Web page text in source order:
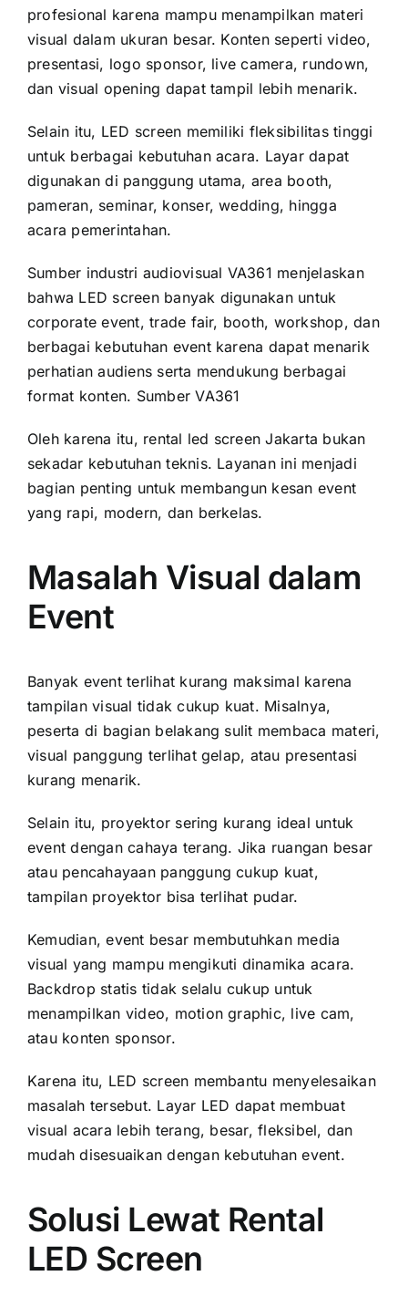
profesional karena mampu menampilkan materi
visual dalam ukuran besar. Konten seperti video,
presentasi, logo sponsor, live camera, rundown,
dan visual opening dapat tampil lebih menarik.
Selain itu, LED screen memiliki fleksibilitas tinggi
untuk berbagai kebutuhan acara. Layar dapat
digunakan di panggung utama, area booth,
pameran, seminar, konser, wedding, hingga
acara pemerintahan.
Sumber industri audiovisual VA361 menjelaskan
bahwa LED screen banyak digunakan untuk
corporate event, trade fair, booth, workshop, dan
berbagai kebutuhan event karena dapat menarik
perhatian audiens serta mendukung berbagai
format konten. Sumber VA361
Oleh karena itu, rental led screen Jakarta bukan
sekadar kebutuhan teknis. Layanan ini menjadi
bagian penting untuk membangun kesan event
yang rapi, modern, dan berkelas.
Masalah Visual dalam
Event
Banyak event terlihat kurang maksimal karena
tampilan visual tidak cukup kuat. Misalnya,
peserta di bagian belakang sulit membaca materi,
visual panggung terlihat gelap, atau presentasi
kurang menarik.
Selain itu, proyektor sering kurang ideal untuk
event dengan cahaya terang. Jika ruangan besar
atau pencahayaan panggung cukup kuat,
tampilan proyektor bisa terlihat pudar.
Kemudian, event besar membutuhkan media
visual yang mampu mengikuti dinamika acara.
Backdrop statis tidak selalu cukup untuk
menampilkan video, motion graphic, live cam,
atau konten sponsor.
Karena itu, LED screen membantu menyelesaikan
masalah tersebut. Layar LED dapat membuat
visual acara lebih terang, besar, fleksibel, dan
mudah disesuaikan dengan kebutuhan event.
Solusi Lewat Rental
LED Screen